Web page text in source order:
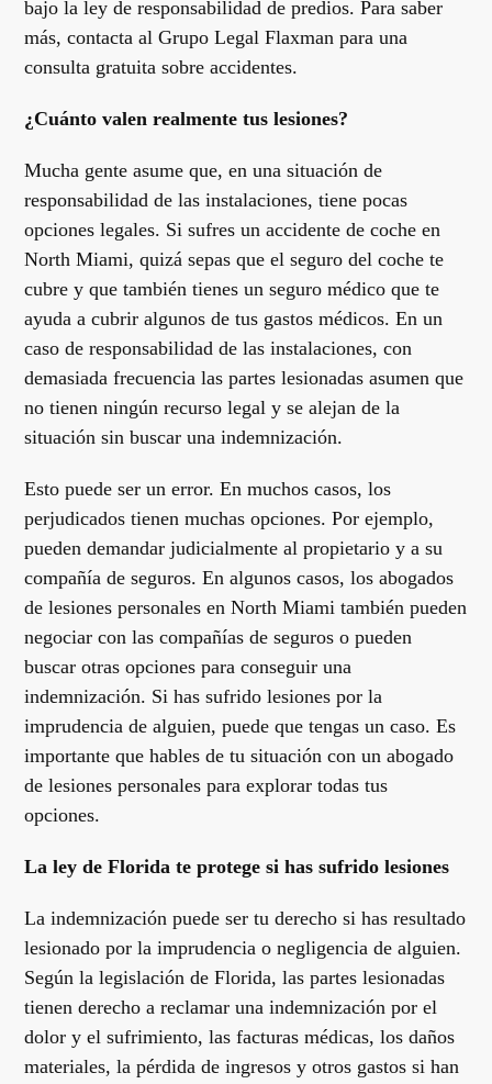
bajo la ley de responsabilidad de predios. Para saber
más, contacta al Grupo Legal Flaxman para una
consulta gratuita sobre accidentes.
¿Cuánto valen realmente tus lesiones?
Mucha gente asume que, en una situación de
responsabilidad de las instalaciones, tiene pocas
opciones legales. Si sufres un accidente de coche en
North Miami, quizá sepas que el seguro del coche te
cubre y que también tienes un seguro médico que te
ayuda a cubrir algunos de tus gastos médicos. En un
caso de responsabilidad de las instalaciones, con
demasiada frecuencia las partes lesionadas asumen que
no tienen ningún recurso legal y se alejan de la
situación sin buscar una indemnización.
Esto puede ser un error. En muchos casos, los
perjudicados tienen muchas opciones. Por ejemplo,
pueden demandar judicialmente al propietario y a su
compañía de seguros. En algunos casos, los abogados
de lesiones personales en North Miami también pueden
negociar con las compañías de seguros o pueden
buscar otras opciones para conseguir una
indemnización. Si has sufrido lesiones por la
imprudencia de alguien, puede que tengas un caso. Es
importante que hables de tu situación con un abogado
de lesiones personales para explorar todas tus
opciones.
La ley de Florida te protege si has sufrido lesiones
La indemnización puede ser tu derecho si has resultado
lesionado por la imprudencia o negligencia de alguien.
Según la legislación de Florida, las partes lesionadas
tienen derecho a reclamar una indemnización por el
dolor y el sufrimiento, las facturas médicas, los daños
materiales, la pérdida de ingresos y otros gastos si han